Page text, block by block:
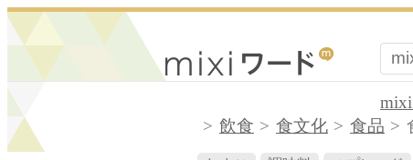
飲食
食文化 食品